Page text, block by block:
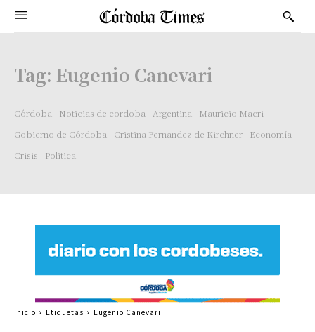
Tag: Eugenio Canevari
Córdoba Noticias de cordoba Argentina
Mauricio Macri
Gobierno de Córdoba
Cristina Fernandez de Kirchner
Economía
Crisis
Politica
Inicio Etiquetas Eugenio Canevari